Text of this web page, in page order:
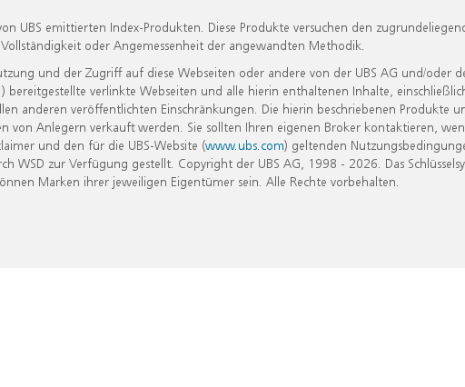
UBS emittierten Index-Produkten. Diese Produkte versuchen den
oder Angemessenheit der angewandten Methodik.
und der Zugriff auf diese Webseiten oder andere von der UBS AG und/oder
verlinkte Webseiten und alle hierin enthaltenen Inhalte,
anderen veröffentlichten Einschränkungen. Die hierin beschriebenen Produkte
Anlegern verkauft werden. Sie sollten Ihren eigenen Broker kontaktieren,
und den für die UBS-Website (www.ubs.com) geltenden
zur Verfügung gestellt. Copyright der UBS AG, 1998 - 2026. Das
Marken ihrer jeweiligen Eigentümer sein. Alle Rechte vorbehalten.